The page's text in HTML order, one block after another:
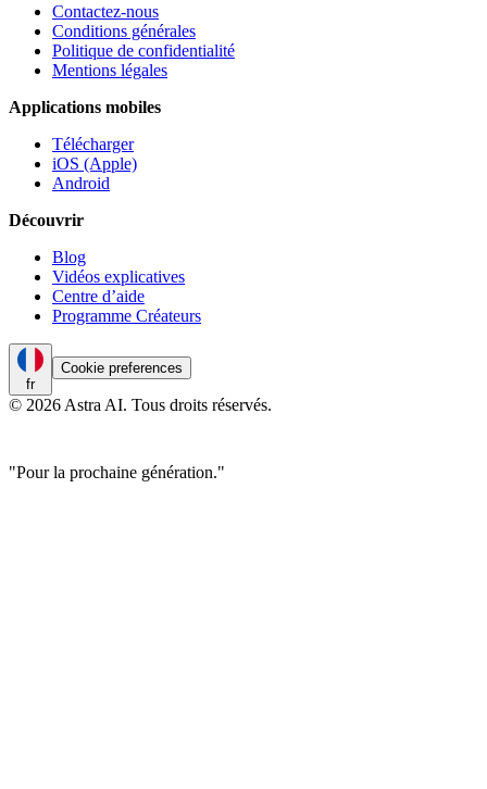
Contactez-nous
Conditions générales
Politique de confidentialité
Mentions légales
Applications mobiles
Télécharger
iOS (Apple)
Android
Découvrir
Blog
Vidéos explicatives
Centre d’aide
Programme Créateurs
fr
Cookie preferences
© 2026 Astra AI. Tous droits réservés.
"Pour la prochaine génération."